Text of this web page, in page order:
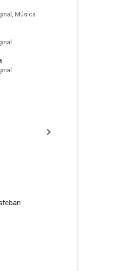
Música